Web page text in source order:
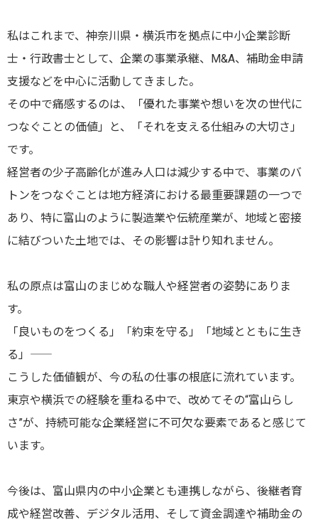
私はこれまで、神奈川県・横浜市を拠点に中小企業診断
士・行政書士として、企業の事業承継、M&A、補助金申請
支援などを中心に活動してきました。
その中で痛感するのは、「優れた事業や想いを次の世代に
つなぐことの価値」と、「それを支える仕組みの大切さ」
です。
経営者の少子高齢化が進み人口は減少する中で、事業のバ
トンをつなぐことは地方経済における最重要課題の一つで
あり、特に富山のように製造業や伝統産業が、地域と密接
に結びついた土地では、その影響は計り知れません。
私の原点は富山のまじめな職人や経営者の姿勢にありま
す。
「良いものをつくる」「約束を守る」「地域とともに生き
る」――
こうした価値観が、今の私の仕事の根底に流れています。
東京や横浜での経験を重ねる中で、改めてその“富山らし
さ”が、持続可能な企業経営に不可欠な要素であると感じて
います。
今後は、富山県内の中小企業とも連携しながら、後継者育
成や経営改善、デジタル活用、そして資金調達や補助金の